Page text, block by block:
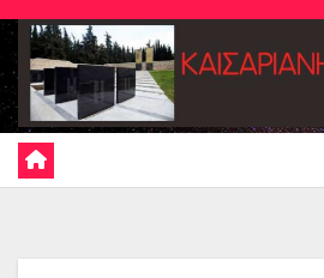
Skip
content